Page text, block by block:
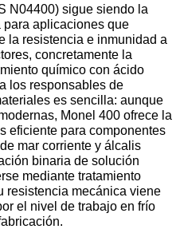
N04400) sigue siendo la
aplicaciones que
la resistencia e inmunidad a
concretamente la
químico con ácido
los responsables de
es sencilla: aunque
Monel 400 ofrece la
eficiente para componentes
mar corriente y álcalis
binaria de solución
mediante tratamiento
resistencia mecánica viene
el nivel de trabajo en frío